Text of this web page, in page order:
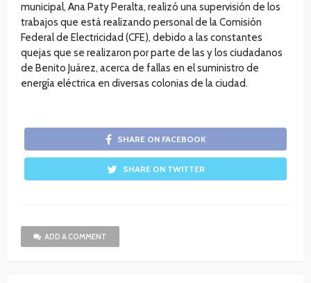
municipal, Ana Paty Peralta, realizó una supervisión de los
trabajos que está realizando personal de la Comisión
Federal de Electricidad (CFE), debido a las constantes
quejas que se realizaron por parte de las y los ciudadanos
de Benito Juárez, acerca de fallas en el suministro de
energía eléctrica en diversas colonias de la ciudad.
SHARE ON FACEBOOK
SHARE ON TWITTER
ADD A COMMENT